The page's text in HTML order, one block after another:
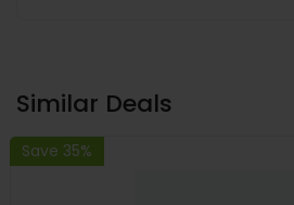
Similar Deals
Save 35%